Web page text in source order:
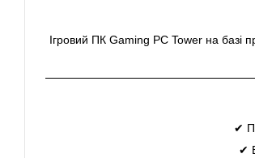
Ігровий ПК Gaming PC Tower на базі
✔
✔